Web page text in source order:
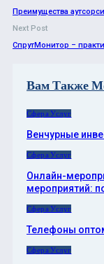
Преимущества
Next Post
СпрутМонитор –
Вам Также
Сфера Услуг
Венчурные
Сфера Услуг
Онлайн-
мероприятий:
Сфера Услуг
Телефоны
Сфера Услуг